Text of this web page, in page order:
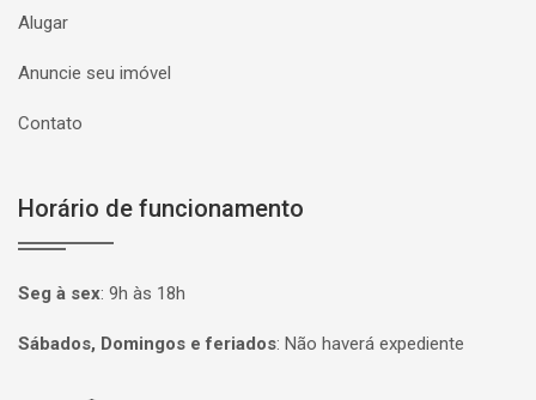
Alugar
Anuncie seu imóvel
Contato
Horário de funcionamento
Seg à sex: 9h às 18h
Sábados, Domingos e feriados: Não haverá expediente